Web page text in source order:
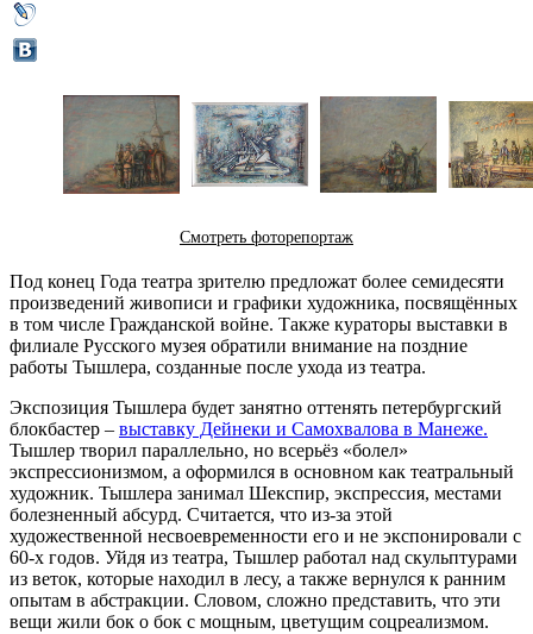
Смотреть фоторепортаж
Под конец Года театра зрителю предложат более семидесяти
произведений живописи и графики художника, посвящённых
в том числе Гражданской войне. Также кураторы выставки в
филиале Русского музея обратили внимание на поздние
работы Тышлера, созданные после ухода из театра.
Экспозиция Тышлера будет занятно оттенять петербургский
блокбастер – выставку Дейнеки и Самохвалова в Манеже.
Тышлер творил параллельно, но всерьёз «болел»
экспрессионизмом, а оформился в основном как театральный
художник. Тышлера занимал Шекспир, экспрессия, местами
болезненный абсурд. Считается, что из-за этой
художественной несвоевременности его и не экспонировали с
60-х годов. Уйдя из театра, Тышлер работал над скульптурами
из веток, которые находил в лесу, а также вернулся к ранним
опытам в абстракции. Словом, сложно представить, что эти
вещи жили бок о бок с мощным, цветущим соцреализмом.